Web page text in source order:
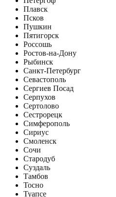
Плавск
Псков
Пушкин
Пятигорск
Россошь
Ростов-на-Дону
Рыбинск
Санкт-Петербург
Севастополь
Сергиев Посад
Серпухов
Сертолово
Сестрорецк
Симферополь
Сириус
Смоленск
Сочи
Стародуб
Суздаль
Тамбов
Тосно
Туапсе